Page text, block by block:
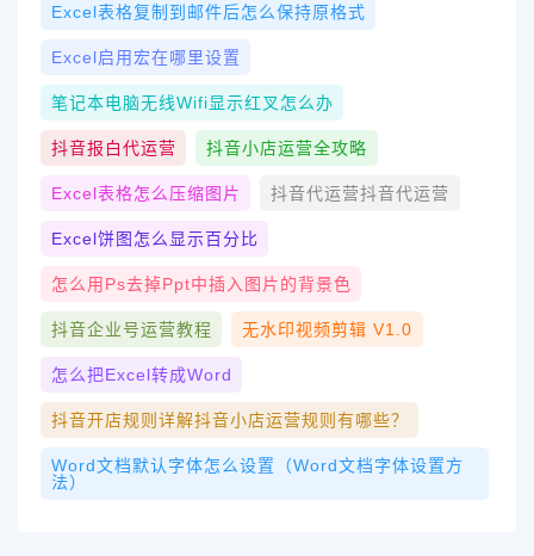
Excel表格复制到邮件后怎么保持原格式
Excel启用宏在哪里设置
笔记本电脑无线wifi显示红叉怎么办
抖音报白代运营 抖音小店运营全攻略
Excel表格怎么压缩图片 抖音代运营抖音代运营
Excel饼图怎么显示百分比
怎么用ps去掉ppt中插入图片的背景色
抖音企业号运营教程 无水印视频剪辑 V1.0
怎么把excel转成word
抖音开店规则详解抖音小店运营规则有哪些？
Word文档默认字体怎么设置（Word文档字体设置方
法）